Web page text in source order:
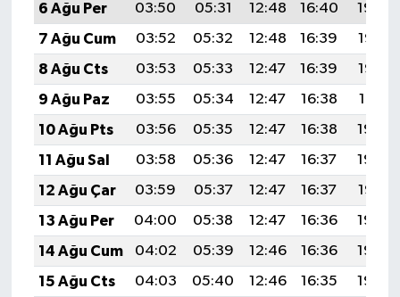
6 Ağu Per
03:50 05:31 12:48 16:40
19:54
7 Ağu Cum
03:52 05:32 12:48 16:39
19:53
8 Ağu Cts
03:53 05:33 12:47 16:39
19:52
9 Ağu Paz
03:55 05:34 12:47 16:38
19:51
10 Ağu Pts
03:56 05:35 12:47 16:38
19:49
11 Ağu Sal
03:58 05:36 12:47 16:37
19:48
12 Ağu Çar
03:59 05:37 12:47 16:37
19:47
13 Ağu Per
04:00 05:38 12:47 16:36
19:46
14 Ağu Cum
04:02 05:39 12:46 16:36
19:44
15 Ağu Cts
04:03 05:40 12:46 16:35
19:43